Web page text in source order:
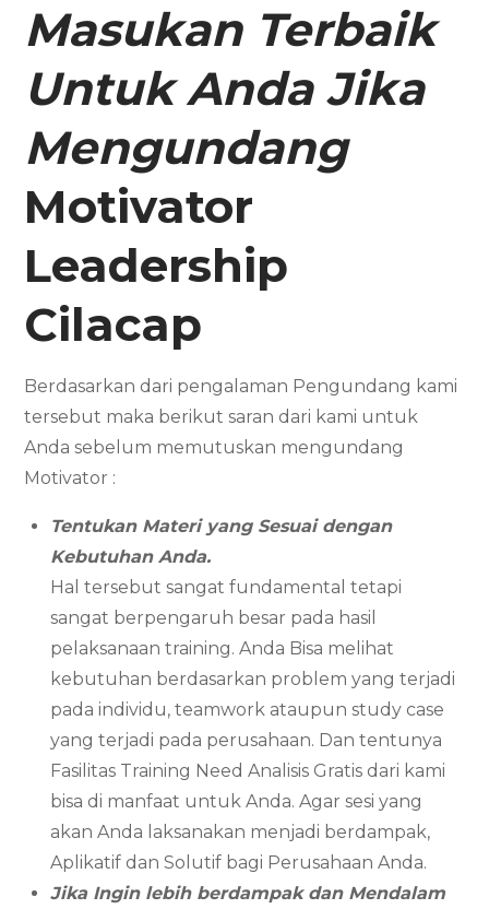
Masukan Terbaik
Untuk Anda Jika
Mengundang
Motivator
Leadership
Cilacap
Berdasarkan dari pengalaman Pengundang kami
tersebut maka berikut saran dari kami untuk
Anda sebelum memutuskan mengundang
Motivator :
Tentukan Materi yang Sesuai dengan
Kebutuhan Anda.
Hal tersebut sangat fundamental tetapi
sangat berpengaruh besar pada hasil
pelaksanaan training. Anda Bisa melihat
kebutuhan berdasarkan problem yang terjadi
pada individu, teamwork ataupun study case
yang terjadi pada perusahaan. Dan tentunya
Fasilitas Training Need Analisis Gratis dari kami
bisa di manfaat untuk Anda. Agar sesi yang
akan Anda laksanakan menjadi berdampak,
Aplikatif dan Solutif bagi Perusahaan Anda.
Jika Ingin lebih berdampak dan Mendalam